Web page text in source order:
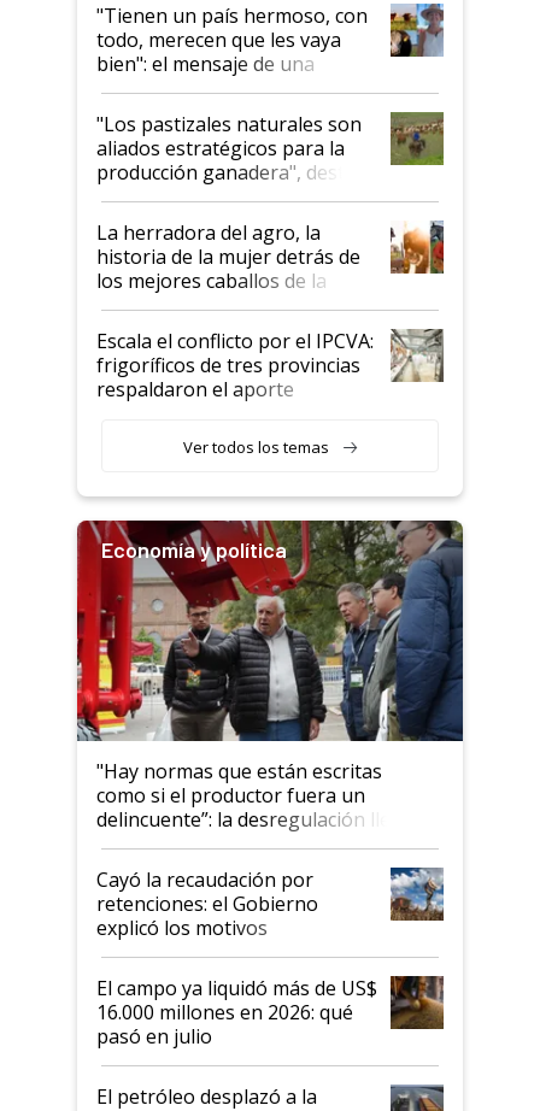
"Tienen un país hermoso, con
todo, merecen que les vaya
bien": el mensaje de una
ganadera uruguaya sobre las
oportunidades que se abren
para el agro en Argentina, con
foco en la carne
"Los pastizales naturales son
aliados estratégicos para la
producción ganadera", destaca
la iniciativa que ya reúne a 46
establecimientos en Argentina
La herradora del agro, la
historia de la mujer detrás de
los mejores caballos de la
Argentina y los mitos que
todavía hacen sufrir a estos
animales: "Mientras me
descalificaban, yo seguí
haciendo currículum"
Escala el conflicto por el IPCVA:
frigoríficos de tres provincias
respaldaron el aporte
Ver todos los temas
Economía y política
"Hay normas que están escritas
como si el productor fuera un
delincuente”: la desregulación llegó
al Congreso Aapresid y hasta se
habló del financiamiento al IPCVA
Cayó la recaudación por
retenciones: el Gobierno
explicó los motivos
El campo ya liquidó más de US$
16.000 millones en 2026: qué
pasó en julio
El petróleo desplazó a la